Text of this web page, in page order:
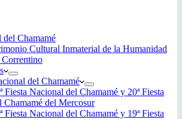
del Chamamé
Cultural Inmaterial de la Humanidad
del Chamamé
Fiesta Nacional del Chamamé y 20ª Fiesta
Chamamé del Mercosur
Fiesta Nacional del Chamamé y 19ª Fiesta